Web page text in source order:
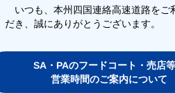
いつも、本州四国連絡高速道路をご
だき、誠にありがとうございます。
SA・PAのフードコート・売店
営業時間のご案内について